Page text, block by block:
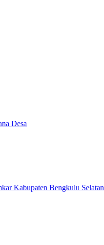
Desa
Kabupaten Bengkulu Selatan